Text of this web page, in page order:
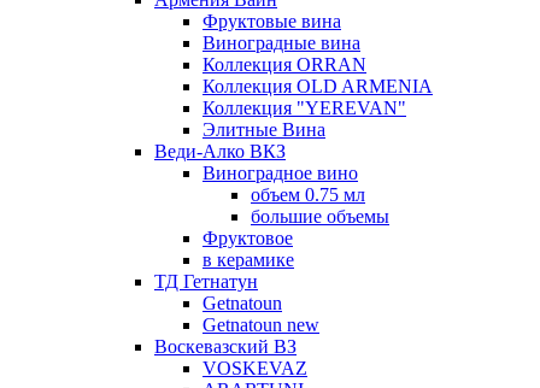
Фруктовые вина
Виноградные вина
Коллекция ORRAN
Коллекция OLD ARMENIA
Коллекция "YEREVAN"
Элитные Вина
Веди-Алко ВКЗ
Виноградное вино
объем 0.75 мл
большие объемы
Фруктовое
в керамике
ТД Гетнатун
Getnatoun
Getnatoun new
Воскевазский ВЗ
VOSKEVAZ